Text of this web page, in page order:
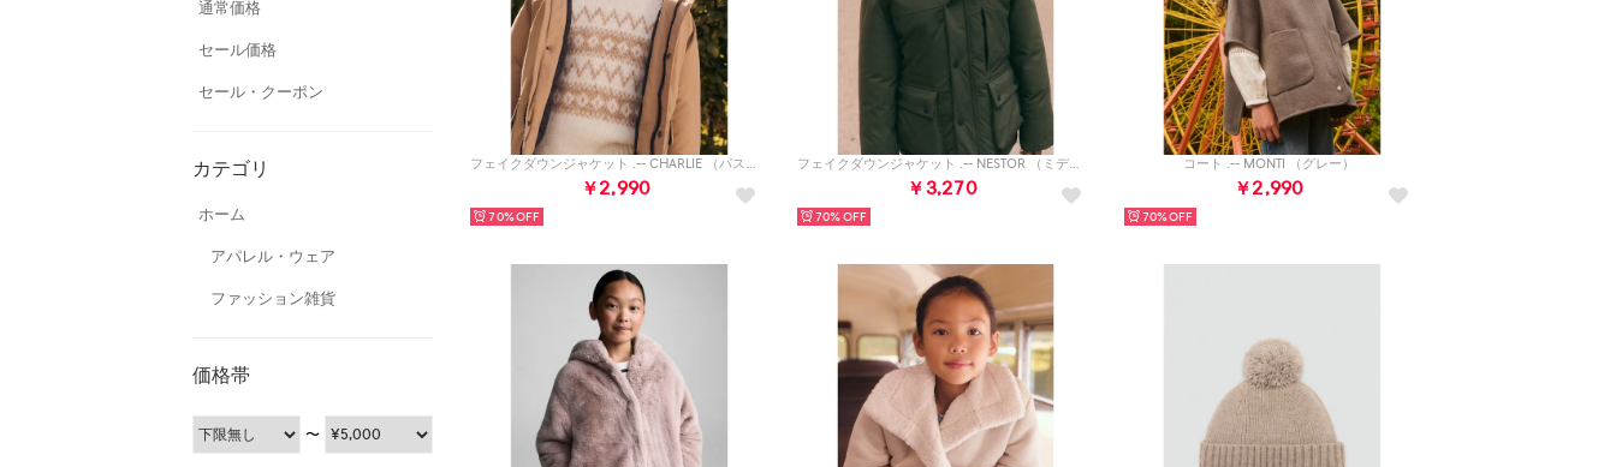
通常価格
セール価格
セール・クーポン
カテゴリ
ホーム
アパレル・ウェア
ファッション雑貨
価格帯
〜
フェイクダウンジャケット .-- CHARLIE （パステルブラウン）
￥2,990
70%
フェイクダウンジャケット .-- NESTOR （ミディアムグリーン）
￥3,270
70%
コート .-- MONTI （グレー）
￥2,990
70%